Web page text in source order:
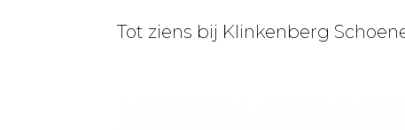
Tot ziens bij Klinkenberg